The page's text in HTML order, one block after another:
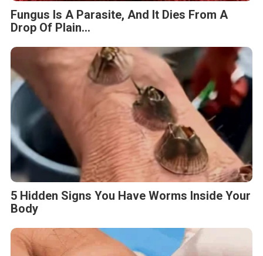
Fungus Is A Parasite, And It Dies From A
Drop Of Plain...
5 Hidden Signs You Have Worms Inside Your
Body